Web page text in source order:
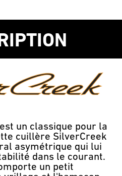
un classique pour la
cuillère SilverCreek
asymétrique qui lui
dans le courant.
un petit